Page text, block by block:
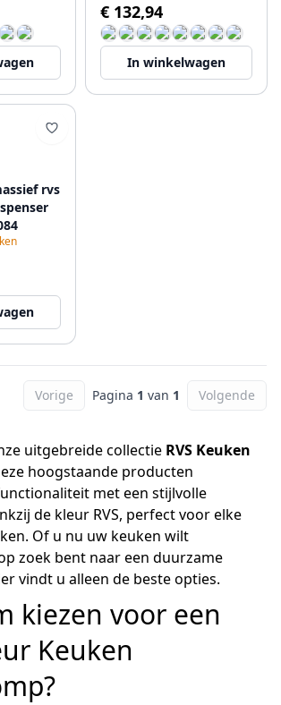
€ 132,94
In winkelwagen
rvs
Vorige Pagina 1 van 1 Volgende
uitgebreide collectie RVS Keuken
hoogstaande producten
met een stijlvolle
de kleur RVS, perfect voor elke
Of u nu uw keuken wilt
zoek bent naar een duurzame
vindt u alleen de beste opties.
kiezen voor een
Keuken